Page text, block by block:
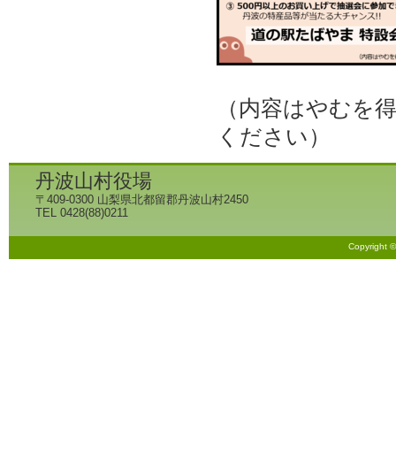
（内容はやむを
ください）
丹波山村役場
〒409-0300 山梨県北都留郡丹波山村2450
TEL 0428(88)0211
Copyright